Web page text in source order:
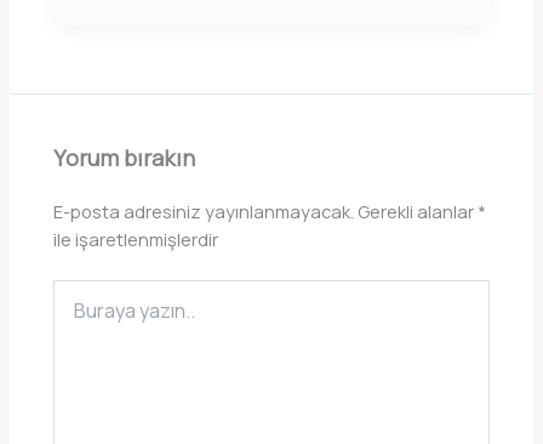
Yorum bırakın
E-posta adresiniz yayınlanmayacak. Gerekli alanlar *
ile işaretlenmişlerdir
yazın..